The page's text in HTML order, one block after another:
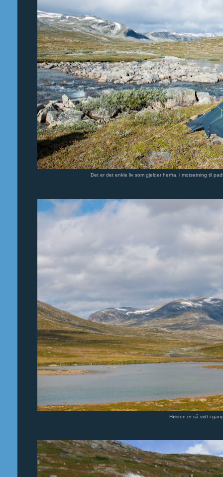
Det er det enkle liv som gjelder herfra, i motsetning til
Høsten er så vidt i